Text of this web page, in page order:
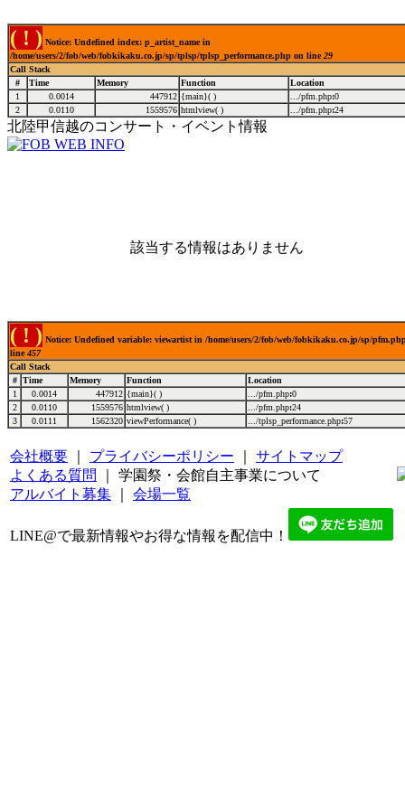
( ! ) Notice: Undefined index: p_artist_name in
/home/users/2/fob/web/fobkikaku.co.jp/sp/tplsp/tplsp_performance.php on line29
Call Stack
#
Time Memory Function
Location
1
0.0014 447912 {main}( ) .../pfm.php:0
2
0.0110 1559576 htmlview( ) .../pfm.php:24
北陸甲信越のコンサート・イベント情報
該当する情報はありません
( ! ) Notice: Undefined variable: viewartist in /home/users/2/fob/web/fobkikaku.co.jp/sp/
line457
Call Stack
# Time Memory Function
Location
1
0.0014 447912 {main}( ) .../pfm.php:0
2
0.0110 1559576 htmlview( ) .../pfm.php:24
3
0.0111 1562320 viewPerformance( ) .../tplsp_performance.php:57
会社概要 プライバシーポリシー
サイトマップ
よくある質問
｜ 学園祭・会館自主事業について
アルバイト募集
会場一覧
LINE@で最新情報やお得な情報を配信中！